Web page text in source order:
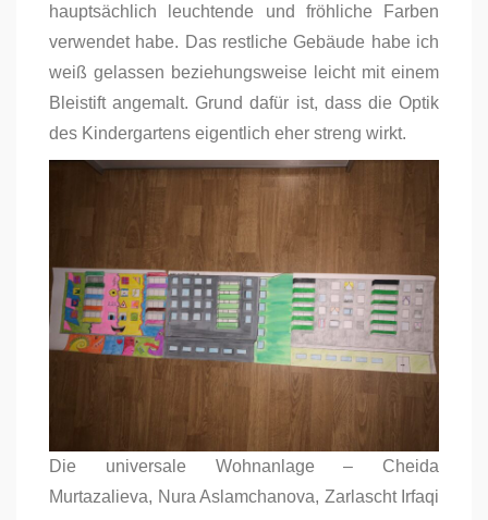
hauptsächlich leuchtende und fröhliche Farben
verwendet habe. Das restliche Gebäude habe ich
weiß gelassen beziehungsweise leicht mit einem
Bleistift angemalt. Grund dafür ist, dass die Optik
des Kindergartens eigentlich eher streng wirkt.
Die universale Wohnanlage – Cheida
Murtazalieva, Nura Aslamchanova, Zarlascht Irfaqi